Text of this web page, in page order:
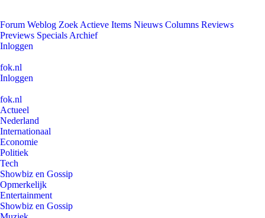
Forum Weblog Zoek Actieve Items Nieuws Columns Reviews
Previews Specials Archief
Inloggen
fok.nl
Inloggen
fok.nl
Actueel
Nederland
Internationaal
Economie
Politiek
Tech
Showbiz en Gossip
Opmerkelijk
Entertainment
Showbiz en Gossip